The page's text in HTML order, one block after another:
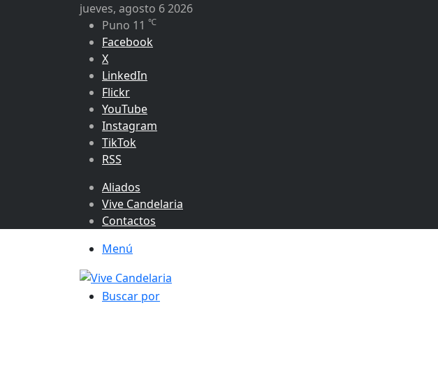
jueves, agosto 6 2026
Puno 11 ℃
Facebook
X
LinkedIn
Flickr
YouTube
Instagram
TikTok
RSS
Aliados
Vive Candelaria
Contactos
Menú
Buscar por